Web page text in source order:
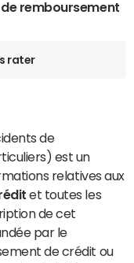
remboursement
rater
de
est un
relatives aux
et toutes les
de cet
par le
de crédit ou